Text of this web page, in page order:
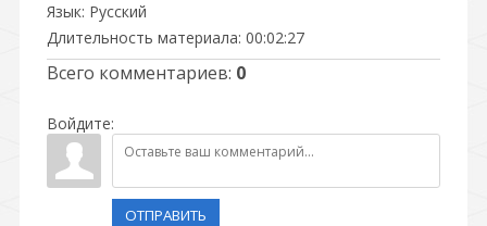
Язык: Русский
Длительность материала: 00:02:27
Всего комментариев: 0
Войдите:
ОТПРАВИТЬ